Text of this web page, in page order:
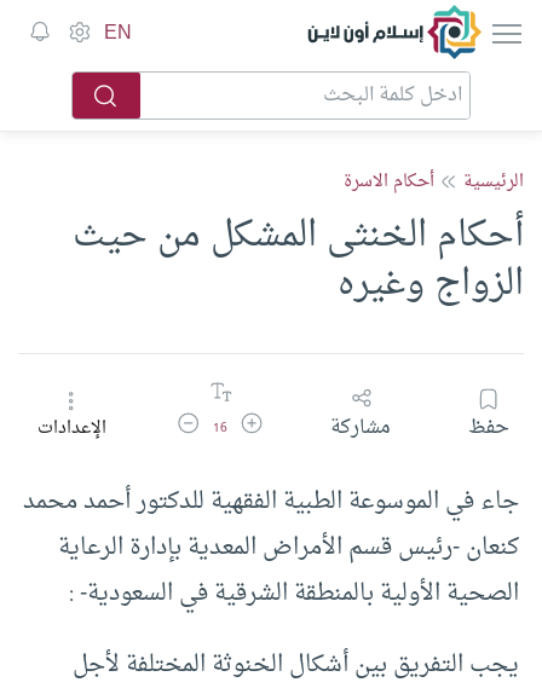
إسلام أون لاين EN
الرئيسية أحكام الاسرة
أحكام الخنثى المشكل من حيث
الزواج وغيره
حفظ مشاركة زيادة حجم الخط
16 تقليل حجم الخطالإعدادات
جاء في الموسوعة الطبية الفقهية للدكتور أحمد محمد
كنعان -رئيس قسم الأمراض المعدية بإدارة الرعاية
الصحية الأولية بالمنطقة الشرقية في السعودية- :
يجب التفريق بين أشكال الخنوثة المختلفة لأجل